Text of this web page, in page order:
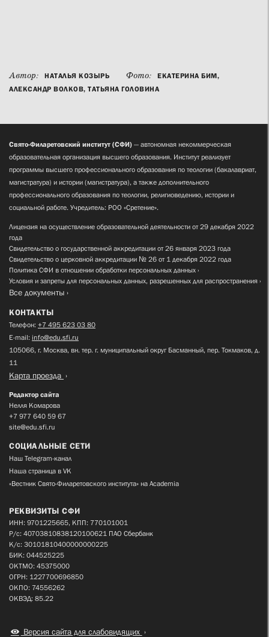
Автор: НАТАЛЬЯ КОЗЫРЬ Фото:
ЕКАТЕРИНА БИМ,
АЛЕКСАНДР ВОЛКОВ, ТАТЬЯНА ГОЛОВИНА
Свято-Филаретовский институт (СФИ) — автономная некоммерческая
образовательная организация высшего образования. Институт реализует
программы высшего профессионального образования по теологии (бакалавриат,
магистратура) и истории (магистратура), а также дополнительного
профессионального образования по теологии, религиоведению, истории и
социальной работе. Учредитель: РОО «Сретение».
Лицензия на осуществление образовательной деятельности от 29 декабря 2022
года
Свидетельство о государственной аккредитации от 26 января 2023 года
Свидетельство о церковной аккредитации № 26 от 1 декабря 2022 года
Политика СФИ в отношении обработки персональных данных
Условия и запреты для персональных данных, разрешенных для распространения
Все документы
КОНТАКТЫ
Телефон: +7 495 623 03 80
E-mail: info@edu.sfi.ru
105066, г. Москва, вн. тер. г. муниципальный округ Басманный, пер. Токмаков, д.
11
Карта проезда
Редактор сайта
Нелля Комарова
+7 977 640 59 67
site@edu.sfi.ru
СОЦИАЛЬНЫЕ СЕТИ
Наш Telegram-канал
Наша страница в VK
«Вестник Свято-Филаретовского института» на Academia
РЕКВИЗИТЫ СФИ
ИНН: 9701225665, КПП: 770101001
Р/с: 40703810838120100621 ПАО Сбербанк
К/с: 30101810400000000225
БИК: 044525225
ОКТМО: 45375000
ОГРН: 1227700696850
ОКПО: 74556262
ОКВЭД: 85.22
Версия сайта для слабовидящих